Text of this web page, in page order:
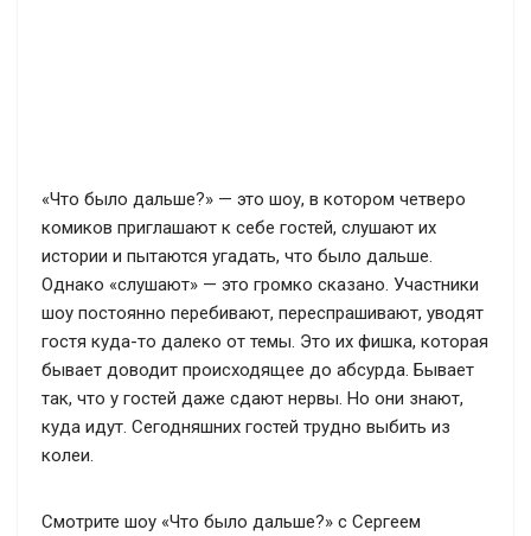
«Что было дальше?» — это шоу, в котором четверо
комиков приглашают к себе гостей, слушают их
истории и пытаются угадать, что было дальше.
Однако «слушают» — это громко сказано. Участники
шоу постоянно перебивают, переспрашивают, уводят
гостя куда-то далеко от темы. Это их фишка, которая
бывает доводит происходящее до абсурда. Бывает
так, что у гостей даже сдают нервы. Но они знают,
куда идут. Сегодняшних гостей трудно выбить из
колеи.
Смотрите шоу «Что было дальше?» с Сергеем